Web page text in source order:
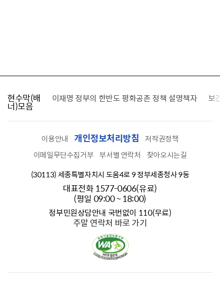
현수막(배
너)모음
찾습니다 이재명 정부의 한반도 평화공존 정책 설명책자 보
이용안내 개인정보처리방침
저작권정책
이메일무단수집거부 부서별 연락처
찾아오시는길
(30113) 세종특별자치시 도움4로 9 정부세종청사 9동
대표전화 1577-0606(유료)
(평일 09:00 ~ 18:00)
정부민원상담안내 국번없이 110(무료)
주말 연락처 바로 가기